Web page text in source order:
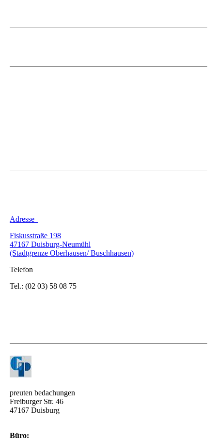
Adresse
Fiskusstraße 198
47167 Duisburg-Neumühl
(Stadtgrenze Oberhausen/ Buschhausen)
Telefon
Tel.: (02 03) 58 08 75
preuten bedachungen
Freiburger Str. 46
47167 Duisburg
Büro: